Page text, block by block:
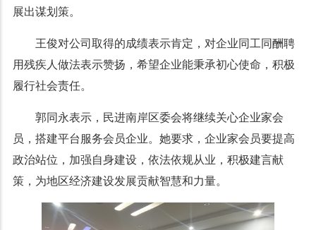
展出谋划策。
王俊对公司取得的成绩表示肯定，对企业同工同酬聘
用残疾人做法表示赞扬，希望企业能秉承初心使命，积极
履行社会责任。
郭同永表示，民进南岸区委会将继续关心企业家会
员，搭建平台服务会员企业。她要求，企业家会员要提高
政治站位，加强自身建设，依法依规从业，积极建言献
策，为地区经济建设发展贡献智慧和力量。